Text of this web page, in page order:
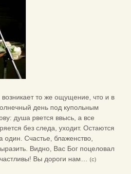
возникает то же ощущение, что и в
день под купольным
душа рвется ввысь, а все
без следа, уходит. Остаются
Счастье, блаженство,
Видно, Вас Бог поцеловал
Вы дороги нам…
(с)